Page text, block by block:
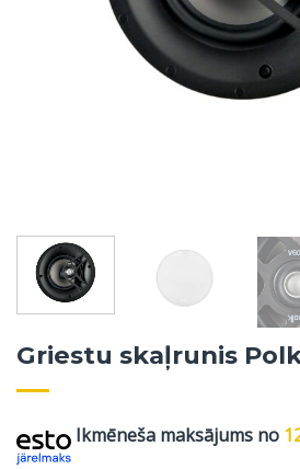
Griestu skaļrunis
Ikmēneša maksājums no